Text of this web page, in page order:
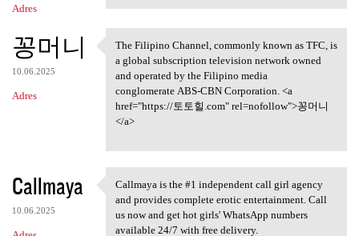
Adres
꽁머니
10.06.2025
Adres
The Filipino Channel,
The Filipino Channel, commonly known as TFC, is
a global subscription television network owned
and operated by the Filipino media
conglomerate ABS-CBN Corporation. <a
href="https://토토힐.com" rel=nofollow">꽁머니
</a>
Callmaya
10.06.2025
Callmaya is the #1
Callmaya is the #1 independent call girl agency
and provides complete erotic entertainment. Call
us now and get hot girls' WhatsApp numbers
available 24/7 with free delivery.